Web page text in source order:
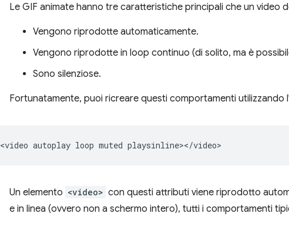
Le GIF animate hanno tre caratteristiche principali che un video
Vengono riprodotte automaticamente.
Vengono riprodotte in loop continuo (di solito, ma è
Sono silenziose.
Fortunatamente, puoi ricreare questi comportamenti utilizzando
<video autoplay loop muted
Un elemento <video> con questi attributi viene riprodotto
e in linea (ovvero non a schermo intero), tutti i comportamenti